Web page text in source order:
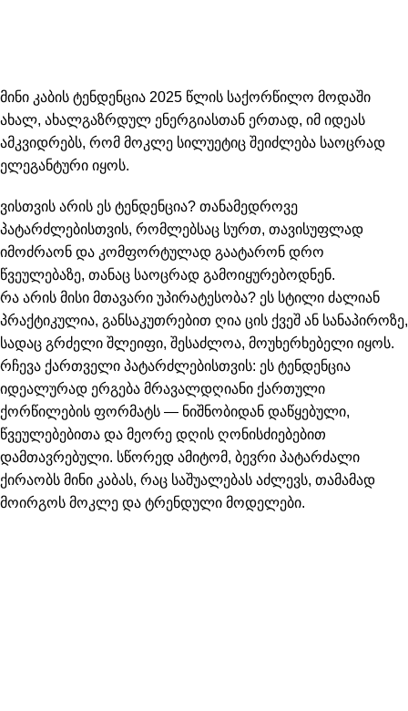
მინი კაბის ტენდენცია 2025 წლის საქორწილო მოდაში
ახალ, ახალგაზრდულ ენერგიასთან ერთად, იმ იდეას
ამკვიდრებს, რომ მოკლე სილუეტიც შეიძლება საოცრად
ელეგანტური იყოს.
ვისთვის არის ეს ტენდენცია? თანამედროვე
პატარძლებისთვის, რომლებსაც სურთ, თავისუფლად
იმოძრაონ და კომფორტულად გაატარონ დრო
წვეულებაზე, თანაც საოცრად გამოიყურებოდნენ.
რა არის მისი მთავარი უპირატესობა? ეს სტილი ძალიან
პრაქტიკულია, განსაკუთრებით ღია ცის ქვეშ ან სანაპიროზე,
სადაც გრძელი შლეიფი, შესაძლოა, მოუხერხებელი იყოს.
რჩევა ქართველი პატარძლებისთვის: ეს ტენდენცია
იდეალურად ერგება მრავალდღიანი ქართული
ქორწილების ფორმატს — ნიშნობიდან დაწყებული,
წვეულებებითა და მეორე დღის ღონისძიებებით
დამთავრებული. სწორედ ამიტომ, ბევრი პატარძალი
ქირაობს მინი კაბას, რაც საშუალებას აძლევს, თამამად
მოირგოს მოკლე და ტრენდული მოდელები.